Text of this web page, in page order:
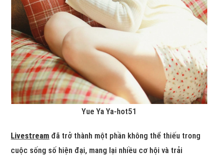
Yue Ya Ya-hot51
Livestream đã trở thành một phần không thể thiếu trong
cuộc sống số hiện đại, mang lại nhiều cơ hội và trải